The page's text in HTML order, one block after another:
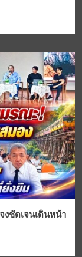
ชัดเจนเดินหน้า